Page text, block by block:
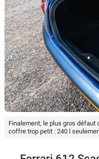
Finalement, le plus gros défaut
coffre trop petit : 240 l